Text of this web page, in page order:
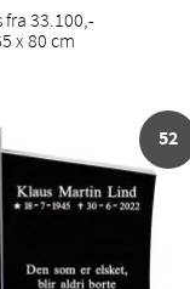
fra 33.100,-
x 80 cm
52